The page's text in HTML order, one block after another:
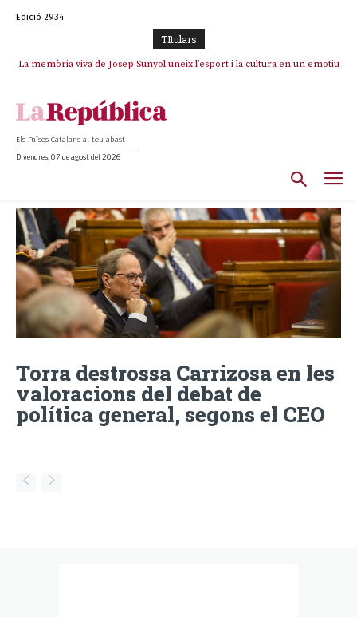
Edició 2934
TItulars
La memòria viva de Josep Sunyol uneix l’esport i la cultura en un emotiu
Els Països Catalans al teu abast
Divendres, 07 de agost del 2026
Torra destrossa Carrizosa en les
valoracions del debat de
política general, segons el CEO